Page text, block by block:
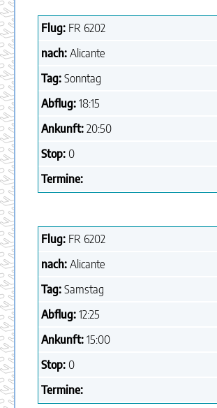
Flug: FR 6202
nach: Alicante
Tag: Sonntag
Abflug: 18:15
Ankunft: 20:50
Stop: 0
Termine:
Flug: FR 6202
nach: Alicante
Tag: Samstag
Abflug: 12:25
Ankunft: 15:00
Stop: 0
Termine: